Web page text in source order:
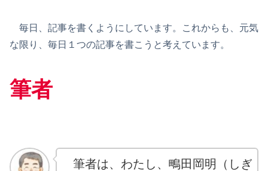
毎日、記事を書くようにしています。これからも、元気
な限り、毎日１つの記事を書こうと考えています。
筆者
筆者は、わたし、鴫田岡明（しぎ